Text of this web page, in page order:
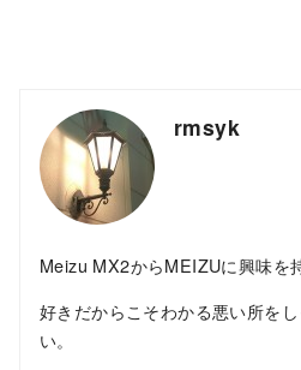
rmsyk
Meizu MX2からMEIZUに興味を持
好きだからこそわかる悪い所を
い。